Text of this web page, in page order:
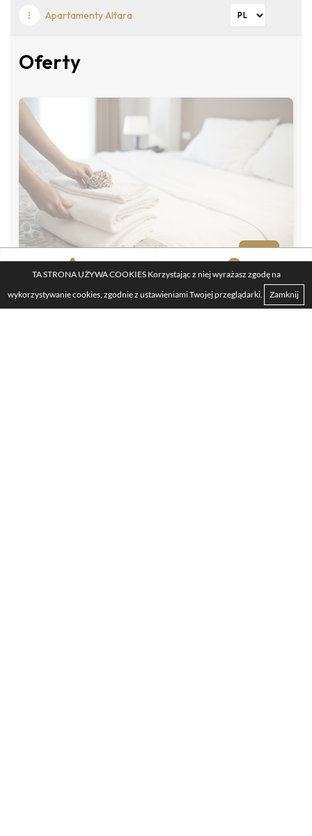
SKONTAKTUJ SIĘ Z NAMI LOKALIZACJA
TA STRONA UŻYWA COOKIES Korzystając z niej wyrażasz zgodę na
wykorzystywanie cookies, zgodnie z ustawieniami Twojej przeglądarki.
Zamknij